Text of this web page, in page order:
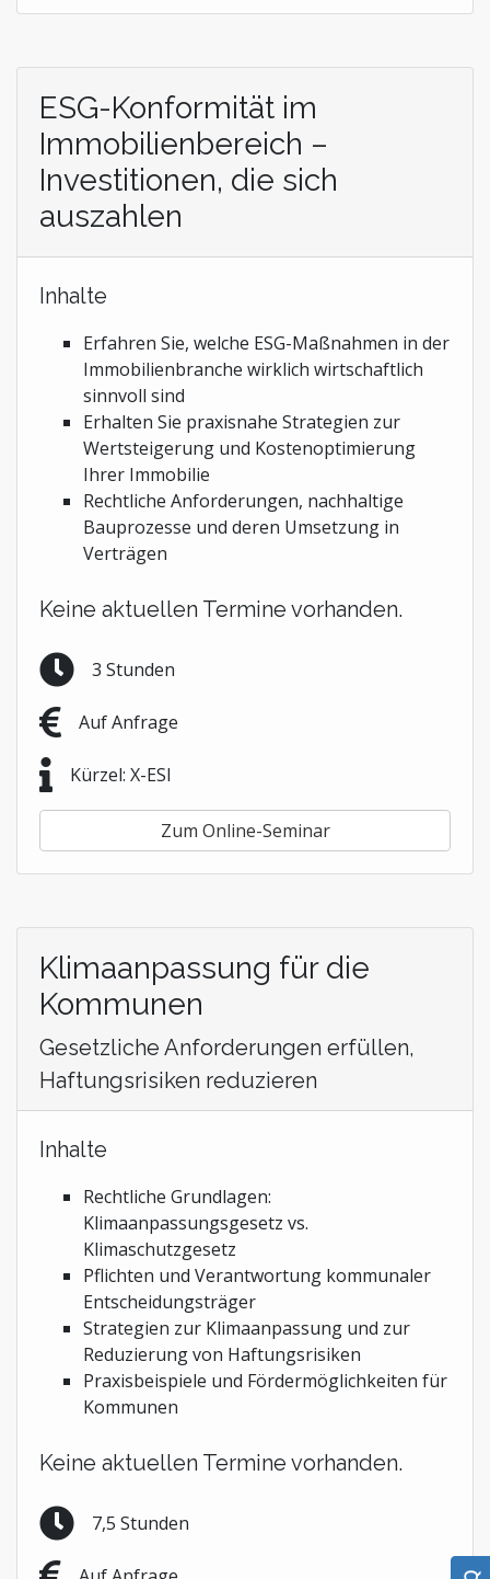
ESG-Konformität im
Immobilienbereich –
Investitionen, die sich
auszahlen
Inhalte
Erfahren Sie, welche ESG-Maßnahmen in der
Immobilienbranche wirklich wirtschaftlich
sinnvoll sind
Erhalten Sie praxisnahe Strategien zur
Wertsteigerung und Kostenoptimierung
Ihrer Immobilie
Rechtliche Anforderungen, nachhaltige
Bauprozesse und deren Umsetzung in
Verträgen
Keine aktuellen Termine vorhanden.
3 Stunden
Auf Anfrage
Kürzel: X-ESI
Zum Online-Seminar
Klimaanpassung für die
Kommunen
Gesetzliche Anforderungen erfüllen,
Haftungsrisiken reduzieren
Inhalte
Rechtliche Grundlagen:
Klimaanpassungsgesetz vs.
Klimaschutzgesetz
Pflichten und Verantwortung kommunaler
Entscheidungsträger
Strategien zur Klimaanpassung und zur
Reduzierung von Haftungsrisiken
Praxisbeispiele und Fördermöglichkeiten für
Kommunen
Keine aktuellen Termine vorhanden.
7,5 Stunden